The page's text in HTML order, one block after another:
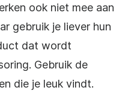
ook niet mee aan
gebruik je liever hun
dat wordt
Gebruik de
die je leuk vindt.